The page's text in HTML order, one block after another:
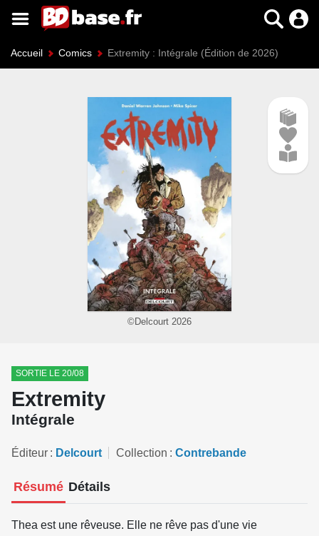
Accueil Comics Extremity : Intégrale (Édition de 2026)
©Delcourt 2026
SORTIE LE 20/08
Extremity
Intégrale
Éditeur Delcourt Collection Contrebande
Résumé Détails
Thea est une rêveuse. Elle ne rêve pas d'une vie